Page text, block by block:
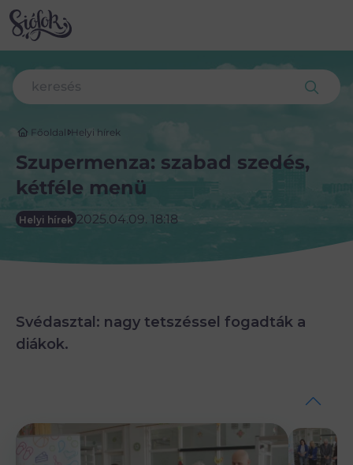
Főoldal Helyi hírek
Szupermenza: szabad szedés,
kétféle menü
Helyi hírek 2025.04.09. 18:18
Svédasztal: nagy tetszéssel fogadták a
diákok.